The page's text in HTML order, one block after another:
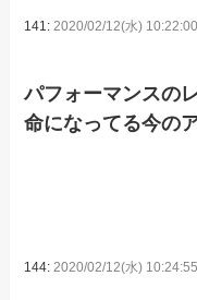
141: 2020/02/12(水)
パフォーマンスの
命になってる今の
144:2020/02/12(水)